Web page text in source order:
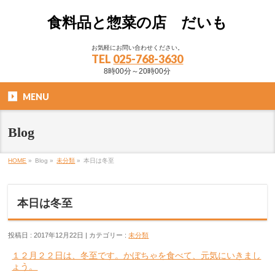
食料品と惣菜の店 だいも
お気軽にお問い合わせください。
TEL 025-768-3630
8時00分～20時00分
MENU
Blog
HOME » Blog » 未分類 » 本日は冬至
本日は冬至
投稿日 : 2017年12月22日 | カテゴリー :未分類
１２月２２日は、冬至です。かぼちゃを食べて、元気にいきまし
ょう。